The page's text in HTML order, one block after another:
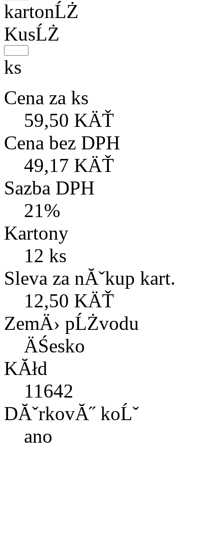
kartonĹŻ
KusĹŻ
ks
Cena za ks
59,50 KÄŤ
Cena bez DPH
49,17 KÄŤ
Sazba DPH
21%
Kartony
12 ks
Sleva za nĂˇkup kart.
12,50 KÄŤ
ZemÄ› pĹŻvodu
ÄŚesko
KĂłd
11642
DĂˇrkovĂ˝ koĹˇ
ano